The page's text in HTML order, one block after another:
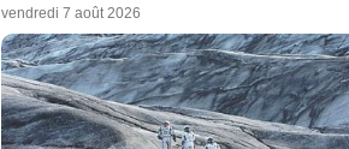
vendredi 7 août 2026